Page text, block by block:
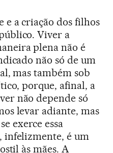
a criação dos filhos
Viver a
plena não é
não só de um
mas também sob
porque, afinal, a
não depende só
levar adiante, mas
exerce essa
infelizmente, é um
às mães. A